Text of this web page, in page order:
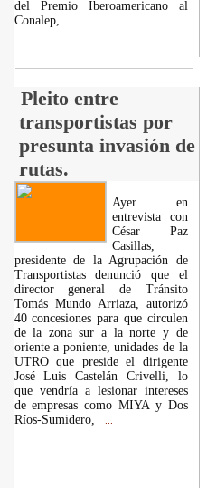
del Premio Iberoamericano al
Conalep,
Pleito entre
transportistas por
presunta invasión de
rutas.
Ayer en
entrevista con
César Paz
Casillas,
presidente de la Agrupación de
Transportistas denunció que el
director general de Tránsito
Tomás Mundo Arriaza, autorizó
40 concesiones para que circulen
de la zona sur a la norte y de
oriente a poniente, unidades de la
UTRO que preside el dirigente
José Luis Castelán Crivelli, lo
que vendría a lesionar intereses
de empresas como MIYA y Dos
Ríos-Sumidero,